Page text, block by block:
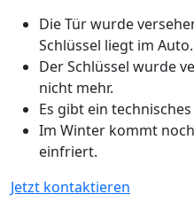
Die Tür wurde
Schlüssel liegt im Auto.
Der Schlüssel wurde
nicht mehr.
Es gibt ein
Im Winter kommt
einfriert.
Jetzt kontaktieren